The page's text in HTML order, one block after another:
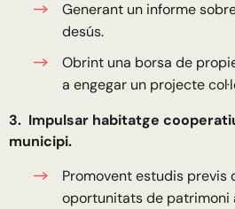
Generant un informe
desús.
Obrint una borsa de
a engegar un projecte
3. Impulsar habitatge
municipi.
Promovent estudis previs
oportunitats de patrimoni